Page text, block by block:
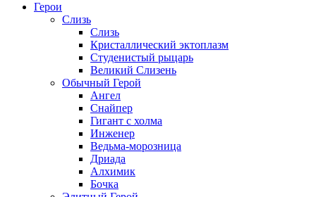
Герои
Слизь
Слизь
Кристаллический эктоплазм
Студенистый рыцарь
Великий Слизень
Обычный Герой
Ангел
Снайпер
Гигант с холма
Инженер
Ведьма-морозница
Дриада
Алхимик
Бочка